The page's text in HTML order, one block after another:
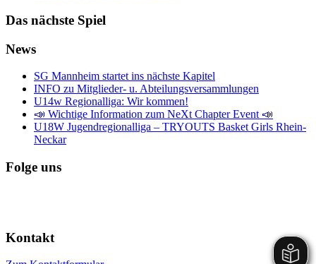
Das nächste Spiel
News
SG Mannheim startet ins nächste Kapitel
INFO zu Mitglieder- u. Abteilungsversammlungen
U14w Regionalliga: Wir kommen!
📣 Wichtige Information zum NeXt Chapter Event 📣
U18W Jugendregionalliga – TRYOUTS Basket Girls Rhein-
Neckar
Folge uns
Kontakt